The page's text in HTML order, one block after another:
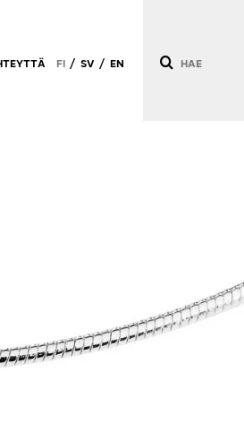
FI / SV / EN